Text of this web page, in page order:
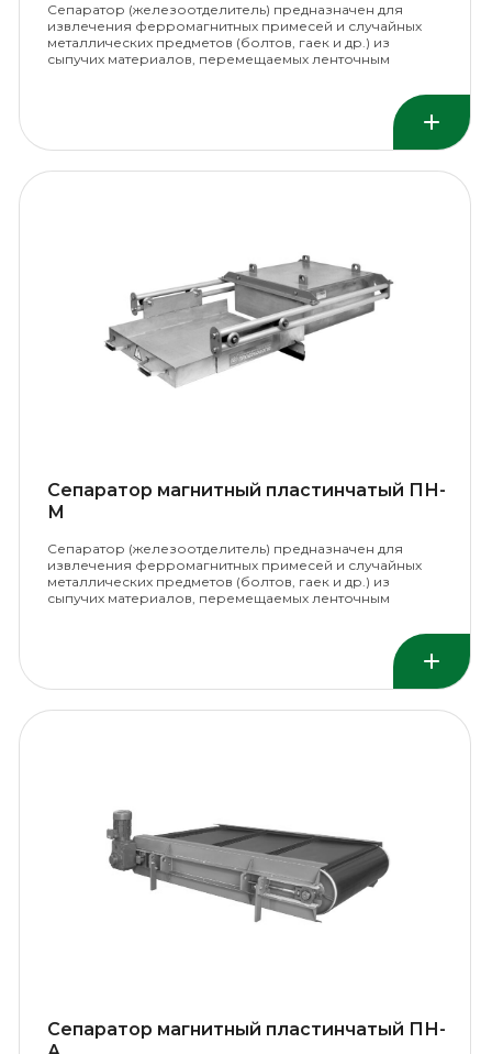
Сепаратор (железоотделитель) предназначен для
извлечения ферромагнитных примесей и случайных
металлических предметов (болтов, гаек и др.) из
сыпучих материалов, перемещаемых ленточным
Сепаратор магнитный пластинчатый ПН-
М
Сепаратор (железоотделитель) предназначен для
извлечения ферромагнитных примесей и случайных
металлических предметов (болтов, гаек и др.) из
сыпучих материалов, перемещаемых ленточным
Сепаратор магнитный пластинчатый ПН-